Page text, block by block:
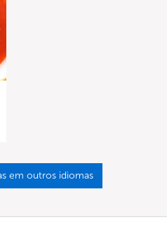
em outros idiomas